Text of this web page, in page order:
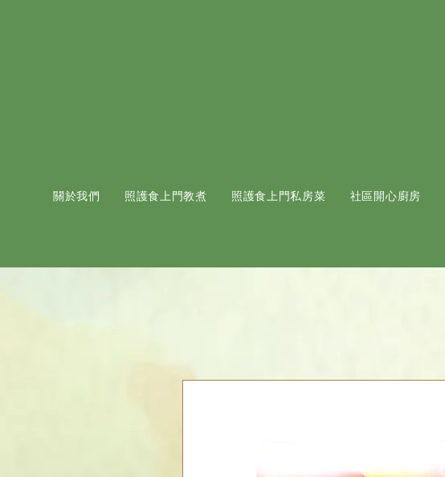
關於我們 照護食上門教煮 照護食上門私房菜 社區開心廚房